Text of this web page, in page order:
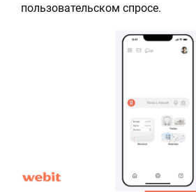
пользовательском спросе.